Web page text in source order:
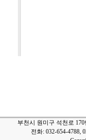
부천시 원미구 석천로
전화: 032-654-4788,